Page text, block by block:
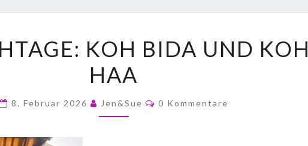
KOH BIDA UND KOH
HAA
8. Februar 2026 Jen&Sue 0 Kommentare